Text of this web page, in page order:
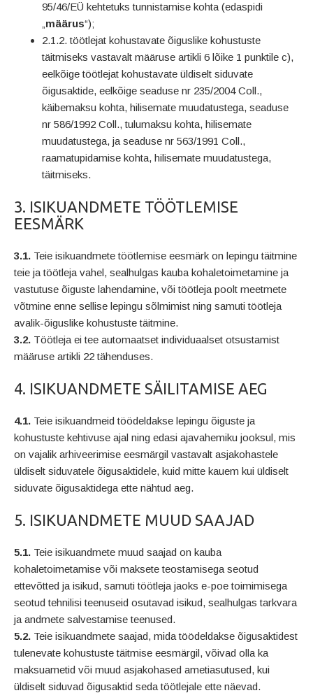
95/46/EÜ kehtetuks tunnistamise kohta (edaspidi
määrus“);
2.1.2. töötlejat kohustavate õiguslike kohustuste
täitmiseks vastavalt määruse artikli 6 lõike 1 punktile c),
eelkõige töötlejat kohustavate üldiselt siduvate
õigusaktide, eelkõige seaduse nr 235/2004 Coll.,
käibemaksu kohta, hilisemate muudatustega, seaduse
nr 586/1992 Coll., tulumaksu kohta, hilisemate
muudatustega, ja seaduse nr 563/1991 Coll.,
raamatupidamise kohta, hilisemate muudatustega,
täitmiseks.
3. ISIKUANDMETE TÖÖTLEMISE
EESMÄRK
3.1. Teie isikuandmete töötlemise eesmärk on lepingu täitmine
teie ja töötleja vahel, sealhulgas kauba kohaletoimetamine ja
vastutuse õiguste lahendamine, või töötleja poolt meetmete
võtmine enne sellise lepingu sõlmimist ning samuti töötleja
avalik-õiguslike kohustuste täitmine.
3.2. Töötleja ei tee automaatset individuaalset otsustamist
määruse artikli 22 tähenduses.
4. ISIKUANDMETE SÄILITAMISE AEG
4.1. Teie isikuandmeid töödeldakse lepingu õiguste ja
kohustuste kehtivuse ajal ning edasi ajavahemiku jooksul, mis
on vajalik arhiveerimise eesmärgil vastavalt asjakohastele
üldiselt siduvatele õigusaktidele, kuid mitte kauem kui üldiselt
siduvate õigusaktidega ette nähtud aeg.
5. ISIKUANDMETE MUUD SAAJAD
5.1. Teie isikuandmete muud saajad on kauba
kohaletoimetamise või maksete teostamisega seotud
ettevõtted ja isikud, samuti töötleja jaoks e-poe toimimisega
seotud tehnilisi teenuseid osutavad isikud, sealhulgas tarkvara
ja andmete salvestamise teenused.
5.2. Teie isikuandmete saajad, mida töödeldakse õigusaktidest
tulenevate kohustuste täitmise eesmärgil, võivad olla ka
maksuametid või muud asjakohased ametiasutused, kui
üldiselt siduvad õigusaktid seda töötlejale ette näevad.